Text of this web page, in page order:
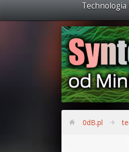
Technologia
0dB.pl